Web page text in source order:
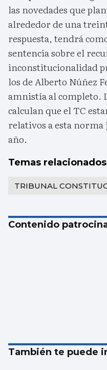
las novedades que
alrededor de una
respuesta, tendrá
sentencia sobre el
inconstitucionalidad
los de Alberto Núñez
amnistía al completo.
calculan que el TC
relativos a esta
año.
Temas relacionados
TRIBUNAL
Contenido
También te puede